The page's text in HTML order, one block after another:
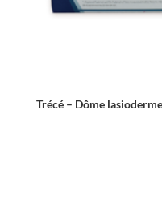
Trécé – Dôme